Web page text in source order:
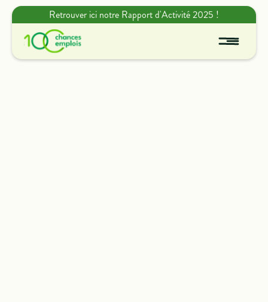
Retrouver ici notre Rapport d'Activité 2025 !